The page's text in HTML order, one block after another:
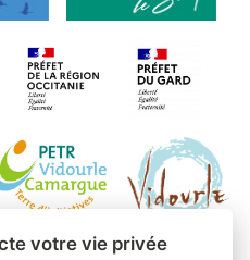
votre vie privée